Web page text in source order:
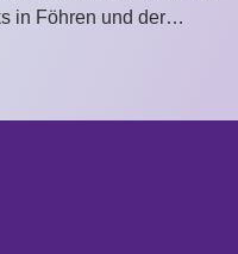
in Föhren und der…